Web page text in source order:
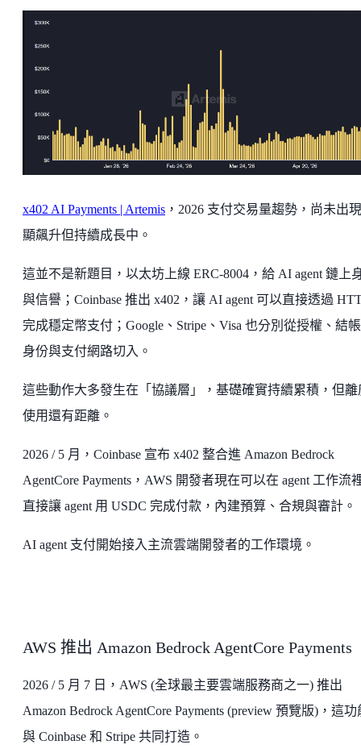
x402 AI Payments | Artemis ，2026 支付交易量趨勢，尚未出
顯飆升但持續成長中。
這並不是新題目，以太坊上線 ERC-8004，給 AI agent 鏈上
與信譽；Coinbase 推出 x402，讓 AI agent 可以直接透過
完成穩定幣支付；Google、Stripe、Visa 也分別從授權、結
身份與支付網路切入。
這些動作大多發生在「協議層」，基礎確實持續累積，但離
使用還有距離。
2026 / 5 月，Coinbase 宣布 x402 整合進 Amazon Bedrock
AgentCore Payments，AWS 開發者現在可以在 agent 工作流
直接讓 agent 用 USDC 完成付款，內建預算、合規與審計。
AI agent 支付開始接入主流雲端開發者的工作環境。
AWS 推出 Amazon Bedrock AgentCore Payments
2026 / 5 月 7 日，AWS (全球最主要雲端服務商之一) 推出
Amazon Bedrock AgentCore Payments (preview 預覽版)，這
與 Coinbase 和 Stripe 共同打造。